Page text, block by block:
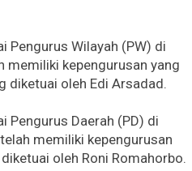
Pengurus Wilayah (PW) di
memiliki kepengurusan yang
diketuai oleh Edi Arsadad.
Pengurus Daerah (PD) di
memiliki kepengurusan
oleh Roni Romahorbo.